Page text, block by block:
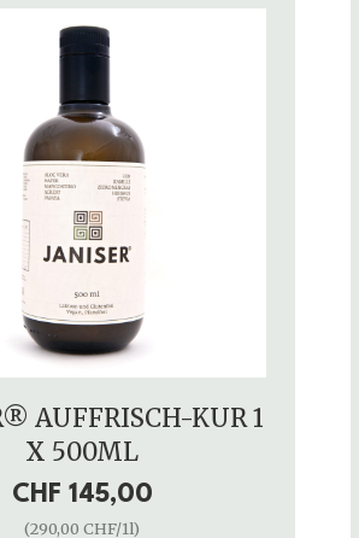
AUFFRISCH-KUR 1
X 500ML
CHF 145,00
(290,00 CHF/1l)